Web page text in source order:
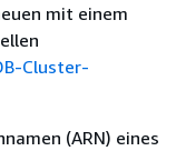
mit einem
Cluster-
(ARN) eines